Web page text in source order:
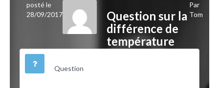
posté le
28/09/2017
Question sur la
différence de
température
consigne/réelle
Par
Tom
Question